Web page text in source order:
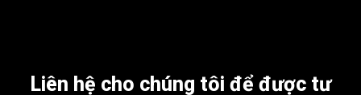
Liên hệ cho chúng tôi để được tư